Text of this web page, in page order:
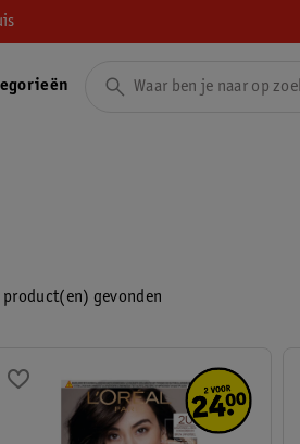
product(en) gevonden